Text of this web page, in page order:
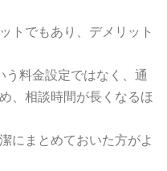
トでもあり、デメリット
料金設定ではなく、通
、相談時間が長くなるほ
にまとめておいた方がよ